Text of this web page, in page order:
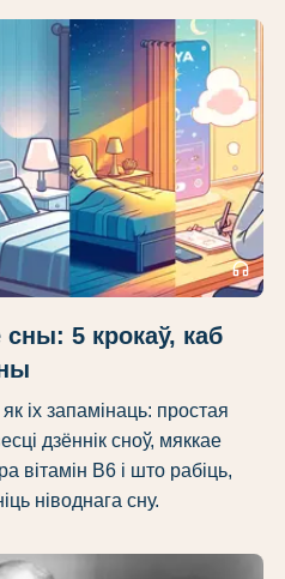
headphones
сны: 5 крокаў, каб
іх запамінаць: простая
дзённік сноў, мяккае
вітамін B6 і што рабіць,
ніводнага сну.